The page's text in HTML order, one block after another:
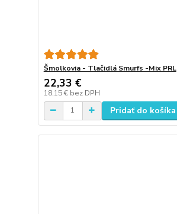
Šmolkovia - Tlačidlá Smurfs -Mix PRL
22,33 €
18,15 € bez DPH
Pridať do košíka